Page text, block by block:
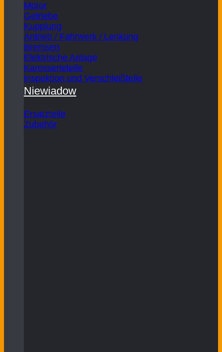
Motor
Getriebe
Kupplung
Antrieb / Fahrwerk / Lenkung
Bremsen
Elektrische Anlage
Karosserieteile
Inspektion und Verschleißteile
Niewiadow
Ersatzteile
Zubehör